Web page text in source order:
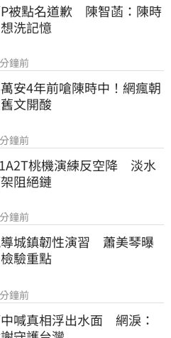
被點名道歉　陳智菡：陳時
洗記憶
鐘前
安4年前嗆陳時中！網瘋朝
文開酸
鐘前
桃機演練反空降　淡水
阻絕鏈
鐘前
城鎮韌性演習　蕭美琴曝
驗重點
鐘前
喊真相浮出水面　網淚：